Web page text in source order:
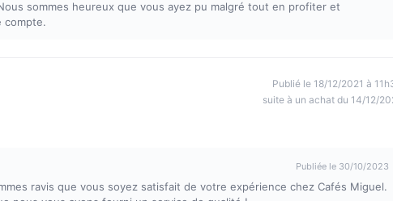
sommes heureux que vous ayez pu malgré tout en profiter et
compte.
Publié le 18/12/2021 à
suite à un achat du 14/12/
Publiée le 30/10/2023
ravis que vous soyez satisfait de votre expérience chez Cafés Miguel.